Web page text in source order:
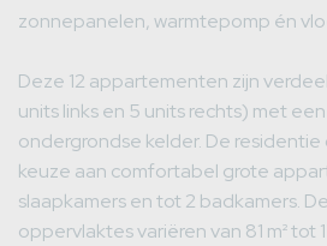
zonnepanelen, warmtepomp én
Deze 12 appartementen zijn
units links en 5 units rechts) met
ondergrondse kelder. De
keuze aan comfortabel grote
slaapkamers en tot 2 badkamers.
oppervlaktes variëren van 81 m² tot